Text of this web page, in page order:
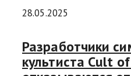
28.05.2025
Разработчики
культиста Cult